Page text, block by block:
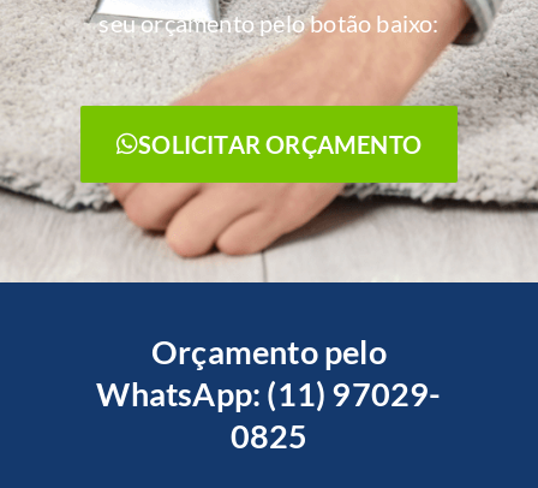
seu orçamento pelo botão baixo:
SOLICITAR ORÇAMENTO
Orçamento pelo
WhatsApp: (11) 97029-
0825